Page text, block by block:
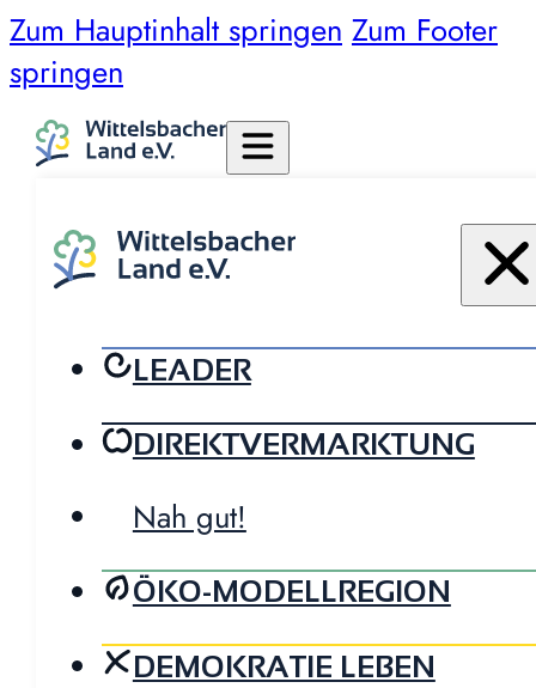
Zum Hauptinhalt springen Zum Footer
springen
LEADER
DIREKTVERMARKTUNG
Nah gut!
ÖKO-MODELLREGION
DEMOKRATIE LEBEN